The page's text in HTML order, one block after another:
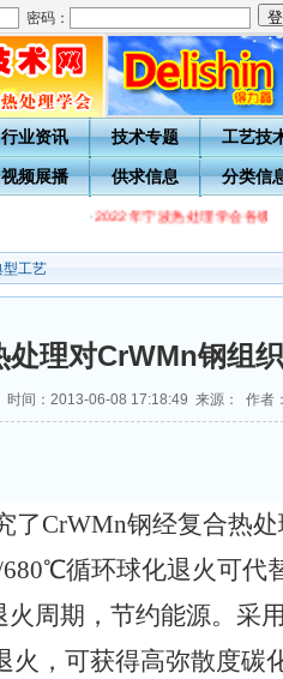
密码：
行业资讯 技术专题 工艺技
视频展播 供求信息 分类信
2022年宁波热处理学会各级热
型工艺
处理对CrWMn钢组
时间：2013-06-08 17:18:49 来源： 作者
了CrWMn钢经复合热
循环球化退火可代
火周期，节约能源。采
，可获得高弥散度碳